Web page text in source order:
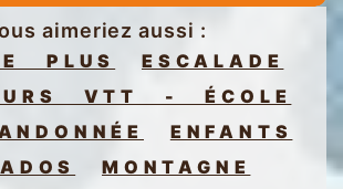
aimeriez aussi :
PLUS
ESCALADE
VTT - ÉCOLE
ENFANTS
MONTAGNE